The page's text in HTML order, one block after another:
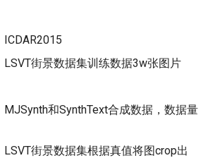
LSVT街景数据集训练数据3w张图片
和SynthText合成数据，数据量
街景数据集根据真值将图crop出